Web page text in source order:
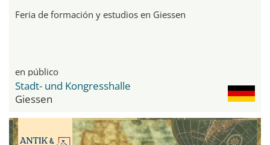
Feria de formación y estudios en Giessen
en público
Stadt- und Kongresshalle
Giessen